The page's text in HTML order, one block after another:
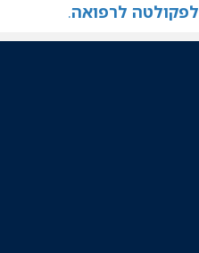
לפקולטה לרפואה.